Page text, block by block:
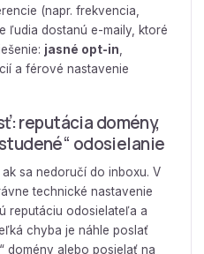
(napr. frekvencia,
ľudia dostanú e-maily, ktoré
jasné opt-in
a férové nastavenie
reputácia domény,
odosielanie
sa nedoručí do inboxu. V
technické nastavenie
reputáciu odosielateľa a
chyba je náhle poslať
domény alebo posielať na